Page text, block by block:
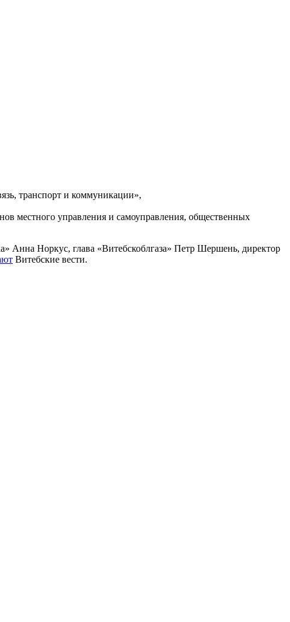
транспорт и коммуникации»,
местного управления и самоуправления, общественных
Анна Норкус, глава «Витебскоблгаза» Петр Шершень, директор
Витебские вести.